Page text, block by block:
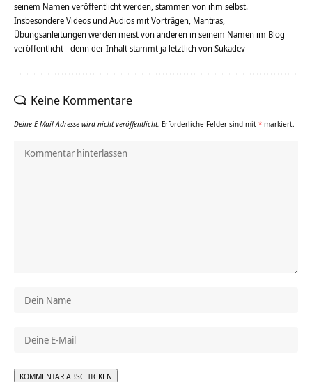
seinem Namen veröffentlicht werden, stammen von ihm selbst.
Insbesondere Videos und Audios mit Vorträgen, Mantras,
Übungsanleitungen werden meist von anderen in seinem Namen im Blog
veröffentlicht - denn der Inhalt stammt ja letztlich von Sukadev
Keine Kommentare
Deine E-Mail-Adresse wird nicht veröffentlicht. Erforderliche Felder sind mit * markiert.